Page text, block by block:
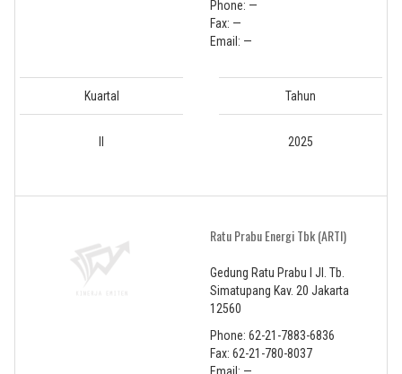
Phone: —
Fax: —
Email: —
Kuartal Tahun
2025
Ratu Prabu Energi Tbk (ARTI)
Gedung Ratu Prabu I Jl. Tb.
Simatupang Kav. 20 Jakarta
12560
Phone: 62-21-7883-6836
Fax: 62-21-780-8037